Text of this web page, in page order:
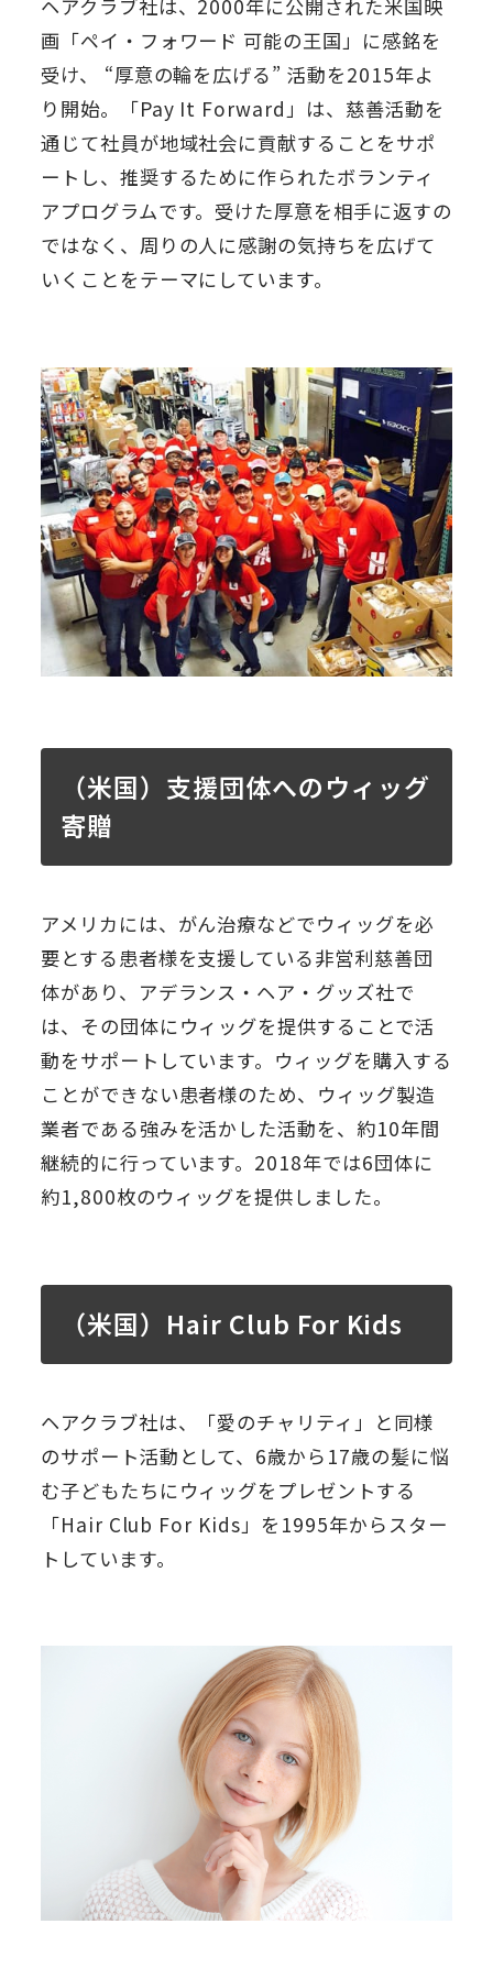
ヘアクラブ社は、2000年に公開された米国映
画「ペイ・フォワード 可能の王国」に感銘を
受け、 “厚意の輪を広げる” 活動を2015年よ
り開始。「Pay It Forward」は、慈善活動を
通じて社員が地域社会に貢献することをサポ
ートし、推奨するために作られたボランティ
アプログラムです。受けた厚意を相手に返すの
ではなく、周りの人に感謝の気持ちを広げて
いくことをテーマにしています。
（米国）支援団体へのウィッグ
寄贈
アメリカには、がん治療などでウィッグを必
要とする患者様を支援している非営利慈善団
体があり、アデランス・ヘア・グッズ社で
は、その団体にウィッグを提供することで活
動をサポートしています。ウィッグを購入する
ことができない患者様のため、ウィッグ製造
業者である強みを活かした活動を、約10年間
継続的に行っています。2018年では6団体に
約1,800枚のウィッグを提供しました。
（米国）Hair Club For Kids
ヘアクラブ社は、「愛のチャリティ」と同様
のサポート活動として、6歳から17歳の髪に悩
む子どもたちにウィッグをプレゼントする
「Hair Club For Kids」を1995年からスター
トしています。